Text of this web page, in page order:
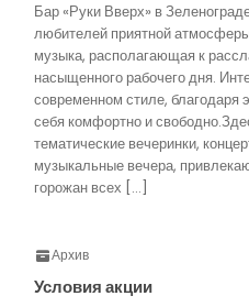
Бар «Руки Вверх» в
любителей приятной
музыка, располагающая к
насыщенного рабочего дня.
современном стиле, благодаря
себя комфортно и
тематические вечеринки,
музыкальные вечера,
горожан всех […]
Архив
Условия акции